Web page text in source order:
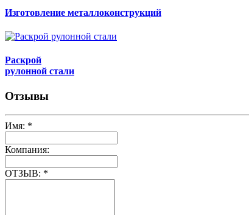
Изготовление металлоконструкций
Раскрой
рулонной стали
Отзывы
Имя: *
Компания:
ОТЗЫВ: *